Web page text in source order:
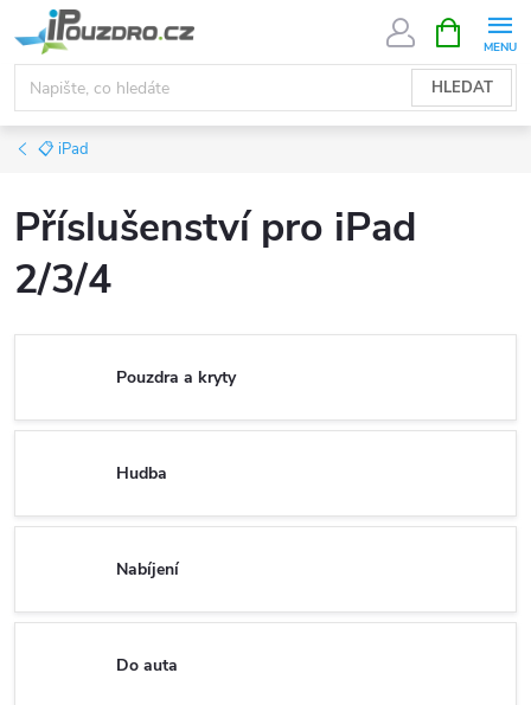
na
obsah
HLEDAT
NÁKUPNÍ
KOŠÍK
📋 iPad
Příslušenství pro iPad
2/3/4
Pouzdra a kryty
Hudba
Nabíjení
Do auta